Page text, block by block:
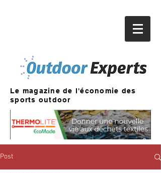
Le magazine de l'économie des
sports outdoor
Post